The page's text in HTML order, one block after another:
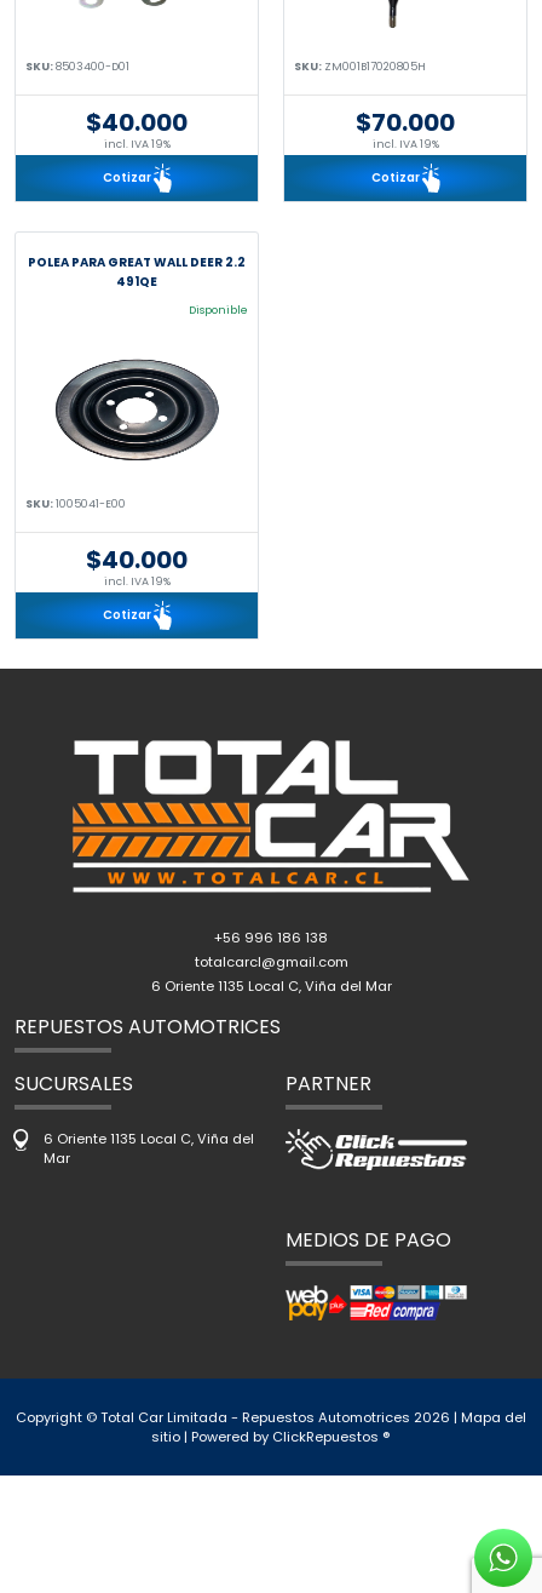
SKU:8503400-D01
$40.000
incl. IVA 19%
Cotizar
SKU: ZM001B17020805H
$70.000
incl. IVA 19%
Cotizar
POLEA PARA GREAT WALL DEER 2.2
491QE
Disponible
SKU:1005041-E00
$40.000
incl. IVA 19%
Cotizar
+56 996 186 138
totalcarcl@gmail.com
6 Oriente 1135 Local C, Viña del Mar
REPUESTOS AUTOMOTRICES
SUCURSALES
6 Oriente 1135 Local C, Viña del
Mar
PARTNER
MEDIOS DE PAGO
Copyright © Total Car Limitada - Repuestos Automotrices 2026 | Mapa del
sitio| Powered by ClickRepuestos ®